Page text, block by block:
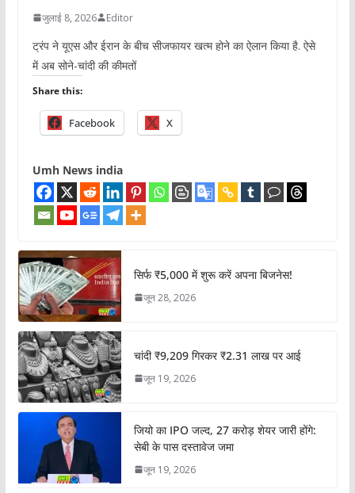
जुलाई 8, 2026 Editor
ट्रंप ने यूएस और ईरान के बीच सीजफायर खत्म होने का ऐलान किया है. ऐसे
में अब सोने-चांदी की कीमतों
Share this:
Facebook X
Umh News india
सिर्फ ₹5,000 में शुरू करें अपना बिजनेस!
जून 28, 2026
चांदी ₹9,209 गिरकर ₹2.31 लाख पर आई
जून 19, 2026
जियो का IPO जल्द, 27 करोड़ शेयर जारी होंगे:
सेबी के पास दस्तावेज जमा
जून 19, 2026